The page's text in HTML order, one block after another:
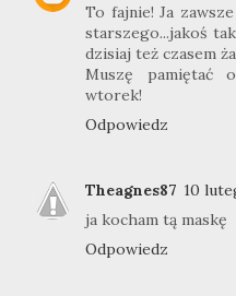
To fajnie! Ja
starszego...jakoś
dzisiaj też czasem
Muszę pamiętać
wtorek!
Odpowiedz
Theagnes87 10
ja kocham tą maskę
Odpowiedz